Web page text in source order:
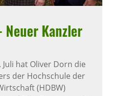
Kanzler
Juli hat Oliver Dorn die
der Hochschule der
(HDBW)